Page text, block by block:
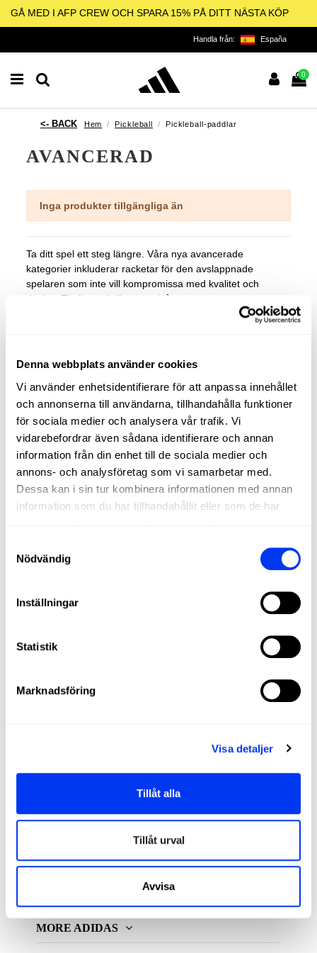
Denna webbplats använder cookies
Vi använder enhetsidentifierare för att anpassa innehållet
och annonserna till användarna, tillhandahålla funktioner
för sociala medier och analysera vår trafik. Vi
vidarebefordrar även sådana identifierare och annan
information från din enhet till de sociala medier och
annons- och analysföretag som vi samarbetar med.
Dessa kan i sin tur kombinera informationen med annan
information som du har tillhandahållit eller som de har
Nödvändig
Inställningar
Statistik
Marknadsföring
Visa detaljer
Tillåt alla
Tillåt urval
Avvisa
GÅ MED I AFP CREW OCH SPARA 15% PÅ DITT NÄSTA KÖP
Handla från: España
0
Hem Pickleball Pickleball-paddlar
AVANCERAD
Inga produkter tillgängliga än
Ta ditt spel ett steg längre. Våra nya avancerade
kategorier inkluderar racketar för den avslappnade
spelaren som inte vill kompromissa med kvalitet och
design. Ta ditt spel till nästa nivå.
ALL FOR PADEL OFFICIELL
LICENSTAGARE AV ADIDAS
FÖR PADEL, PICKLEBALL
OCH STRANDTENNIS
Padel och pickleball är mer än bara sporter: de
är en livsstil. På All For Padel tar vi dessa
innovation, prestanda och stil.
dig i varje steg på din sportsliga resa, från
Gå med i vår community och upplev padel och
All For Padel S.L., licenstagare och exklusiv distributör av
produkter för padel, pickleball och beach tennis
MORE ADIDAS